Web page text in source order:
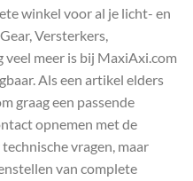
winkel voor al je licht- en
Versterkers,
meer is bij MaxiAxi.com
Als een artikel elders
graag een passende
opnemen met de
vragen, maar
van complete